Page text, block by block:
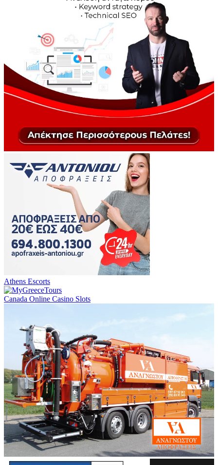
Athens Escorts
Canada Online Casino Slots